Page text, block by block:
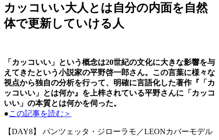
カッコいい大人とは自分の内面を自然
体で更新していける人
「カッコいい」という概念は20世紀の文化に大きな影響を与
えてきたという小説家の平野啓一郎さん。この言葉に様々な
視点から独自の分析を行って、明確に言語化した著作『「カ
ッコいい」とは何か』を上梓されている平野さんに「カッコ
いい」の本質とは何かを伺った。
●この記事を読む＞
【DAY8】 パンツェッタ・ジローラモ／LEONカバーモデル